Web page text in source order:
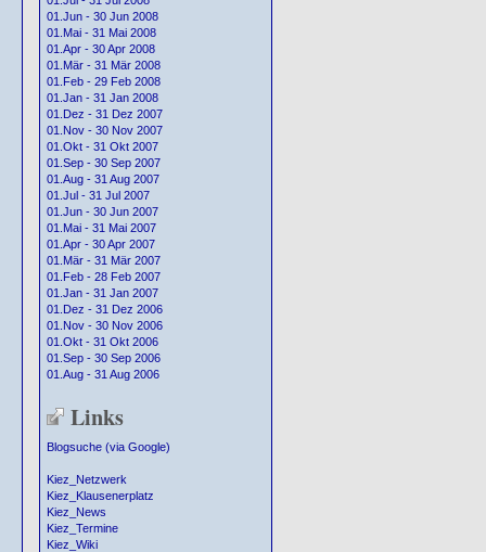
01.Jun - 30 Jun 2008
01.Mai - 31 Mai 2008
01.Apr - 30 Apr 2008
01.Mär - 31 Mär 2008
01.Feb - 29 Feb 2008
01.Jan - 31 Jan 2008
01.Dez - 31 Dez 2007
01.Nov - 30 Nov 2007
01.Okt - 31 Okt 2007
01.Sep - 30 Sep 2007
01.Aug - 31 Aug 2007
01.Jul - 31 Jul 2007
01.Jun - 30 Jun 2007
01.Mai - 31 Mai 2007
01.Apr - 30 Apr 2007
01.Mär - 31 Mär 2007
01.Feb - 28 Feb 2007
01.Jan - 31 Jan 2007
01.Dez - 31 Dez 2006
01.Nov - 30 Nov 2006
01.Okt - 31 Okt 2006
01.Sep - 30 Sep 2006
01.Aug - 31 Aug 2006
Links
Blogsuche (via Google)
Kiez_Netzwerk
Kiez_Klausenerplatz
Kiez_News
Kiez_Termine
Kiez_Wiki